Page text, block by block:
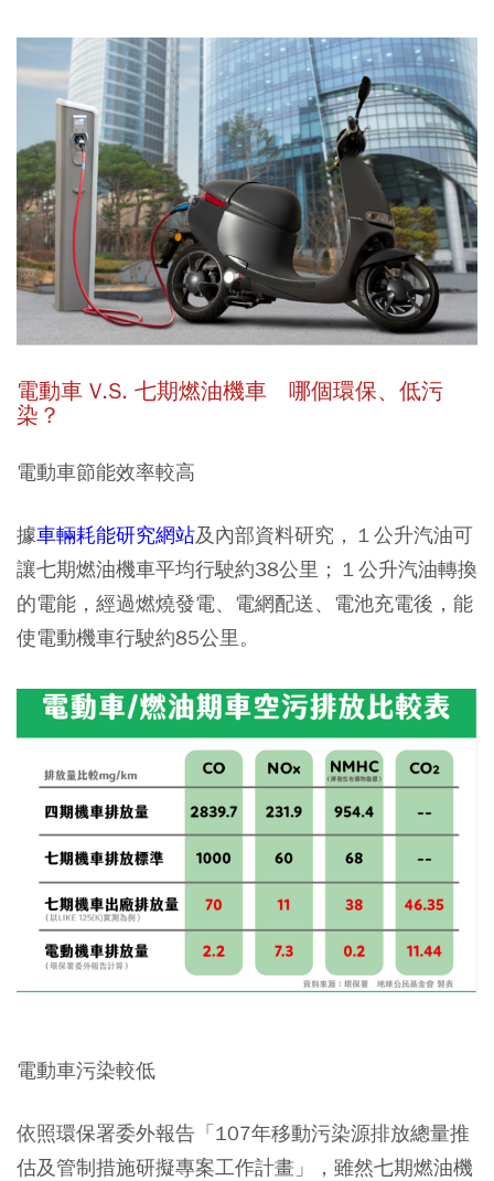
電動車 V.S. 七期燃油機車 哪個環保、低污
染？
電動車節能效率較高
據車輛耗能研究網站及內部資料研究，１公升汽油可
讓七期燃油機車平均行駛約38公里；１公升汽油轉換
的電能，經過燃燒發電、電網配送、電池充電後，能
使電動機車行駛約85公里。
電動車污染較低
依照環保署委外報告「107年移動污染源排放總量推
估及管制措施研擬專案工作計畫」，雖然七期燃油機